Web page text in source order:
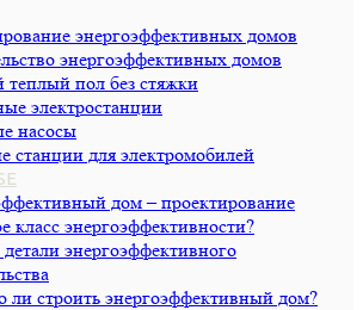
энергоэффективных домов
энергоэффективных домов
теплый пол без стяжки
электростанции
насосы
станции для электромобилей
дом – проектирование
класс энергоэффективности?
энергоэффективного
ли строить энергоэффективный дом?